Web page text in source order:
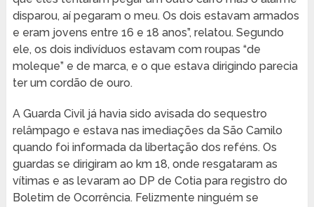
disparou, aí pegaram o meu. Os dois estavam armados
e eram jovens entre 16 e 18 anos”, relatou. Segundo
ele, os dois indivíduos estavam com roupas “de
moleque” e de marca, e o que estava dirigindo parecia
ter um cordão de ouro.
A Guarda Civil já havia sido avisada do sequestro
relâmpago e estava nas imediações da São Camilo
quando foi informada da libertação dos reféns. Os
guardas se dirigiram ao km 18, onde resgataram as
vítimas e as levaram ao DP de Cotia para registro do
Boletim de Ocorrência. Felizmente ninguém se